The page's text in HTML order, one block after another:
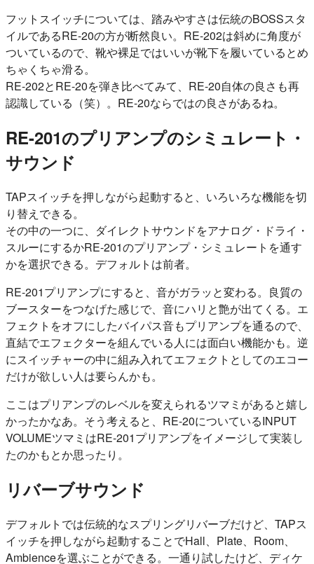
フットスイッチについては、踏みやすさは伝統のBOSSスタ
イルであるRE-20の方が断然良い。RE-202は斜めに角度が
ついているので、靴や裸足ではいいが靴下を履いているとめ
ちゃくちゃ滑る。
RE-202とRE-20を弾き比べてみて、RE-20自体の良さも再
認識している（笑）。RE-20ならではの良さがあるね。
RE-201のプリアンプのシミュレート・
サウンド
TAPスイッチを押しながら起動すると、いろいろな機能を切
り替えできる。
その中の一つに、ダイレクトサウンドをアナログ・ドライ・
スルーにするかRE-201のプリアンプ・シミュレートを通す
かを選択できる。デフォルトは前者。
RE-201プリアンプにすると、音がガラッと変わる。良質の
ブースターをつなげた感じで、音にハリと艶が出てくる。エ
フェクトをオフにしたバイパス音もプリアンプを通るので、
直結でエフェクターを組んでいる人には面白い機能かも。逆
にスイッチャーの中に組み入れてエフェクトとしてのエコー
だけが欲しい人は要らんかも。
ここはプリアンプのレベルを変えられるツマミがあると嬉し
かったかなあ。そう考えると、RE-20についているINPUT
VOLUMEツマミはRE-201プリアンプをイメージして実装し
たのかもとか思ったり。
リバーブサウンド
デフォルトでは伝統的なスプリングリバーブだけど、TAPス
イッチを押しながら起動することでHall、Plate、Room、
Ambienceを選ぶことができる。一通り試したけど、ディケ